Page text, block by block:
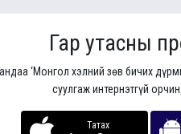
Гар утасны
‘Монгол хэлний зөв бичих
суулгаж интернэтгүй
Татах